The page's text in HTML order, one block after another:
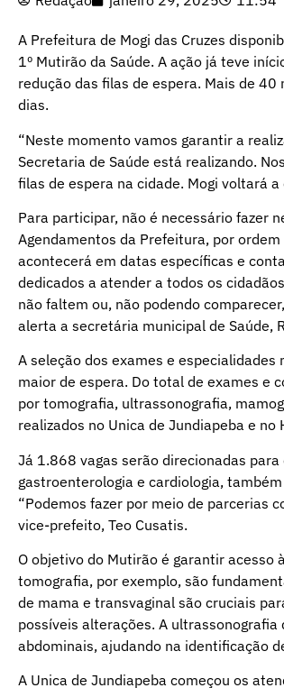
A Prefeitura de Mogi das Cruzes
1º Mutirão da Saúde. A ação já teve
redução das filas de espera. Mais de
dias.
“Neste momento vamos garantir a
Secretaria de Saúde está realizando.
filas de espera na cidade. Mogi voltará
Para participar, não é necessário fazer
Agendamentos da Prefeitura, por
acontecerá em datas específicas e
dedicados a atender a todos os
não faltem ou, não podendo
alerta a secretária municipal de Saúde,
A seleção dos exames e
maior de espera. Do total de exames e
por tomografia, ultrassonografia,
realizados no Unica de Jundiapeba e no
Já 1.868 vagas serão direcionadas
gastroenterologia e cardiologia,
“Podemos fazer por meio de parcerias
vice-prefeito, Teo Cusatis.
O objetivo do Mutirão é garantir acesso
tomografia, por exemplo, são
de mama e transvaginal são cruciais
possíveis alterações. A
abdominais, ajudando na identificação
A Unica de Jundiapeba começou os